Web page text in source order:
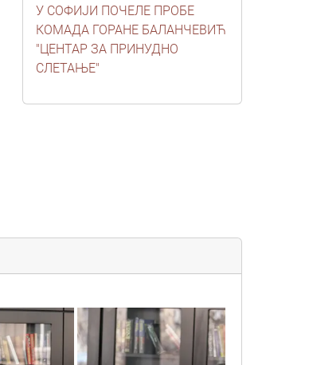
У СОФИЈИ ПОЧЕЛЕ ПРОБЕ
КОМАДА ГОРАНЕ БАЛАНЧЕВИЋ
"ЦЕНТАР ЗА ПРИНУДНО
СЛЕТАЊЕ"